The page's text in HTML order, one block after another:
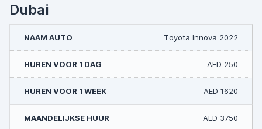
Dubai
Toyota Innova 2022
AED 250
AED 1620
AED 3750